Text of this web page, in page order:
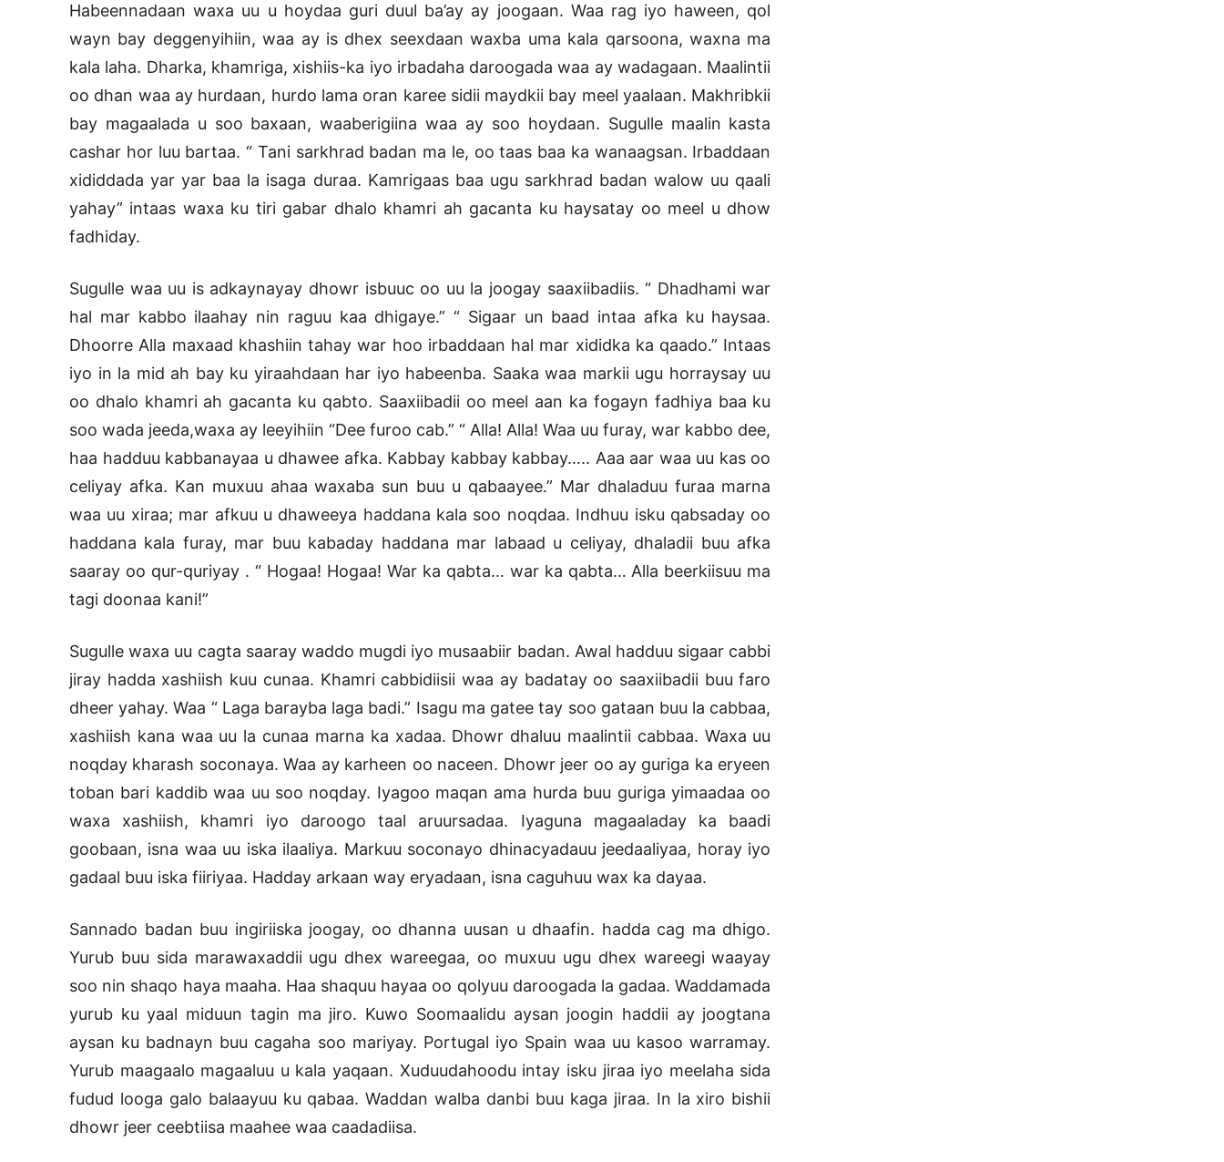
Habeennadaan waxa uu u hoydaa guri duul ba’ay ay joogaan. Waa rag iyo haween, qol
wayn bay deggenyihiin, waa ay is dhex seexdaan waxba uma kala qarsoona, waxna ma
kala laha. Dharka, khamriga, xishiis-ka iyo irbadaha daroogada waa ay wadagaan. Maalintii
oo dhan waa ay hurdaan, hurdo lama oran karee sidii maydkii bay meel yaalaan. Makhribkii
bay magaalada u soo baxaan, waaberigiina waa ay soo hoydaan. Sugulle maalin kasta
cashar hor luu bartaa. “ Tani sarkhrad badan ma le, oo taas baa ka wanaagsan. Irbaddaan
xididdada yar yar baa la isaga duraa. Kamrigaas baa ugu sarkhrad badan walow uu qaali
yahay” intaas waxa ku tiri gabar dhalo khamri ah gacanta ku haysatay oo meel u dhow
fadhiday.
Sugulle waa uu is adkaynayay dhowr isbuuc oo uu la joogay saaxiibadiis. “ Dhadhami war
hal mar kabbo ilaahay nin raguu kaa dhigaye.” “ Sigaar un baad intaa afka ku haysaa.
Dhoorre Alla maxaad khashiin tahay war hoo irbaddaan hal mar xididka ka qaado.” Intaas
iyo in la mid ah bay ku yiraahdaan har iyo habeenba. Saaka waa markii ugu horraysay uu
oo dhalo khamri ah gacanta ku qabto. Saaxiibadii oo meel aan ka fogayn fadhiya baa ku
soo wada jeeda,waxa ay leeyihiin “Dee furoo cab.” “ Alla! Alla! Waa uu furay, war kabbo dee,
haa hadduu kabbanayaa u dhawee afka. Kabbay kabbay kabbay….. Aaa aar waa uu kas oo
celiyay afka. Kan muxuu ahaa waxaba sun buu u qabaayee.” Mar dhaladuu furaa marna
waa uu xiraa; mar afkuu u dhaweeya haddana kala soo noqdaa. Indhuu isku qabsaday oo
haddana kala furay, mar buu kabaday haddana mar labaad u celiyay, dhaladii buu afka
saaray oo qur-quriyay . “ Hogaa! Hogaa! War ka qabta… war ka qabta… Alla beerkiisuu ma
tagi doonaa kani!”
Sugulle waxa uu cagta saaray waddo mugdi iyo musaabiir badan. Awal hadduu sigaar cabbi
jiray hadda xashiish kuu cunaa. Khamri cabbidiisii waa ay badatay oo saaxiibadii buu faro
dheer yahay. Waa “ Laga barayba laga badi.” Isagu ma gatee tay soo gataan buu la cabbaa,
xashiish kana waa uu la cunaa marna ka xadaa. Dhowr dhaluu maalintii cabbaa. Waxa uu
noqday kharash soconaya. Waa ay karheen oo naceen. Dhowr jeer oo ay guriga ka eryeen
toban bari kaddib waa uu soo noqday. Iyagoo maqan ama hurda buu guriga yimaadaa oo
waxa xashiish, khamri iyo daroogo taal aruursadaa. Iyaguna magaaladay ka baadi
goobaan, isna waa uu iska ilaaliya. Markuu soconayo dhinacyadauu jeedaaliyaa, horay iyo
gadaal buu iska fiiriyaa. Hadday arkaan way eryadaan, isna caguhuu wax ka dayaa.
Sannado badan buu ingiriiska joogay, oo dhanna uusan u dhaafin. hadda cag ma dhigo.
Yurub buu sida marawaxaddii ugu dhex wareegaa, oo muxuu ugu dhex wareegi waayay
soo nin shaqo haya maaha. Haa shaquu hayaa oo qolyuu daroogada la gadaa. Waddamada
yurub ku yaal miduun tagin ma jiro. Kuwo Soomaalidu aysan joogin haddii ay joogtana
aysan ku badnayn buu cagaha soo mariyay. Portugal iyo Spain waa uu kasoo warramay.
Yurub maagaalo magaaluu u kala yaqaan. Xuduudahoodu intay isku jiraa iyo meelaha sida
fudud looga galo balaayuu ku qabaa. Waddan walba danbi buu kaga jiraa. In la xiro bishii
dhowr jeer ceebtiisa maahee waa caadadiisa.